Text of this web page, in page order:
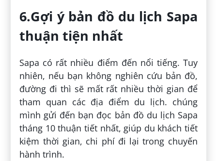
6.Gợi ý bản đồ du lịch Sapa
thuận tiện nhất
Sapa có rất nhiều điểm đến nổi tiếng. Tuy
nhiên, nếu bạn không nghiên cứu bản đồ,
đường đi thì sẽ mất rất nhiều thời gian để
tham quan các địa điểm du lịch. chúng
mình gửi đến bạn đọc bản đồ du lịch Sapa
tháng 10 thuận tiết nhất, giúp du khách tiết
kiệm thời gian, chi phí đi lại trong chuyến
hành trình.